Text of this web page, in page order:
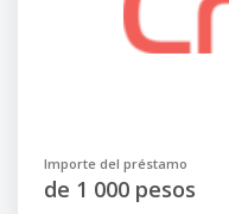
Importe del préstamo
de 1 000 pesos